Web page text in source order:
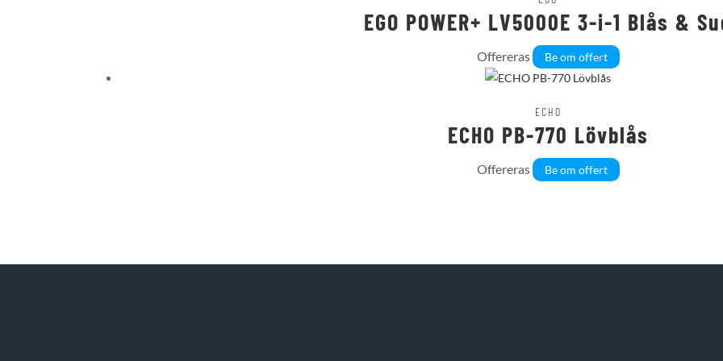
EGO POWER+ LV5000E 3-i-1 Blås &
Offereras Be om offert
ECHO
ECHO PB-770 Lövblås
Offereras Be om offert